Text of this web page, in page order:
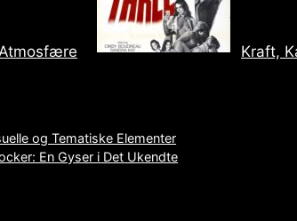
Kraft,
og Tematiske Elementer
En Gyser i Det Ukendte